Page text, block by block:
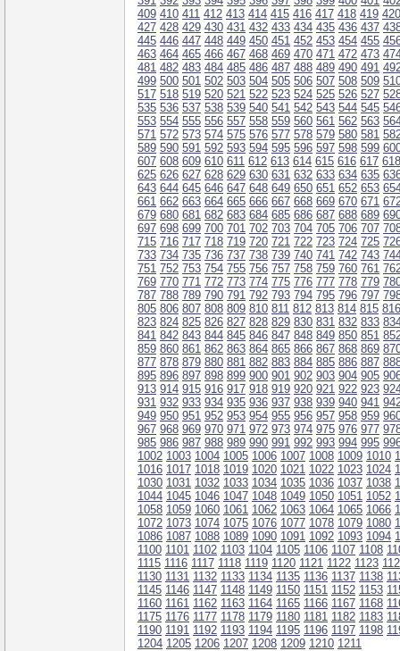
409 410 411 412 413 414 415 416 417 418 419 420
427 428 429 430 431 432 433 434 435 436 437
445 446 447 448 449 450 451 452 453 454 455
463 464 465 466 467 468 469 470 471 472 473
481 482 483 484 485 486 487 488 489 490 491
499 500 501 502 503 504 505 506 507 508 509
517 518 519 520 521 522 523 524 525 526 527
535 536 537 538 539 540 541 542 543 544 545
553 554 555 556 557 558 559 560 561 562 563
571 572 573 574 575 576 577 578 579 580 581
589 590 591 592 593 594 595 596 597 598 599
607 608 609 610 611 612 613 614 615 616 617 618
625 626 627 628 629 630 631 632 633 634 635
643 644 645 646 647 648 649 650 651 652 653
661 662 663 664 665 666 667 668 669 670 671
679 680 681 682 683 684 685 686 687 688 689
697 698 699 700 701 702 703 704 705 706 707
715 716 717 718 719 720 721 722 723 724 725
733 734 735 736 737 738 739 740 741 742 743
751 752 753 754 755 756 757 758 759 760 761
769 770 771 772 773 774 775 776 777 778 779
787 788 789 790 791 792 793 794 795 796 797
805 806 807 808 809 810 811 812 813 814 815 816
823 824 825 826 827 828 829 830 831 832 833
841 842 843 844 845 846 847 848 849 850 851
859 860 861 862 863 864 865 866 867 868 869
877 878 879 880 881 882 883 884 885 886 887
895 896 897 898 899 900 901 902 903 904 905
913 914 915 916 917 918 919 920 921 922 923
931 932 933 934 935 936 937 938 939 940 941
949 950 951 952 953 954 955 956 957 958 959
967 968 969 970 971 972 973 974 975 976 977
985 986 987 988 989 990 991 992 993 994 995
1002 1003 1004 1005 1006 1007 1008 1009 1010
1016 1017 1018 1019 1020 1021 1022 1023 1024
1030 1031 1032 1033 1034 1035 1036 1037 1038
1044 1045 1046 1047 1048 1049 1050 1051 1052
1058 1059 1060 1061 1062 1063 1064 1065 1066
1072 1073 1074 1075 1076 1077 1078 1079 1080
1086 1087 1088 1089 1090 1091 1092 1093 1094
1100 1101 1102 1103 1104 1105 1106 1107 1108
1115 1116 1117 1118 1119 1120 1121 1122 1123
1130 1131 1132 1133 1134 1135 1136 1137 1138
1145 1146 1147 1148 1149 1150 1151 1152 1153
1160 1161 1162 1163 1164 1165 1166 1167 1168
1175 1176 1177 1178 1179 1180 1181 1182 1183
1190 1191 1192 1193 1194 1195 1196 1197 1198
1204 1205 1206 1207 1208 1209 1210 1211